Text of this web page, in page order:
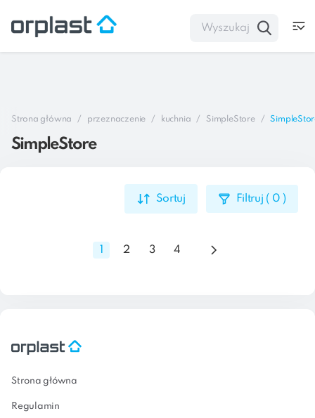
Strona główna przeznaczenie kuchnia SimpleStore
SimpleStore
Sortuj Filtruj ( 0 )
2 3 4
Strona główna
Regulamin